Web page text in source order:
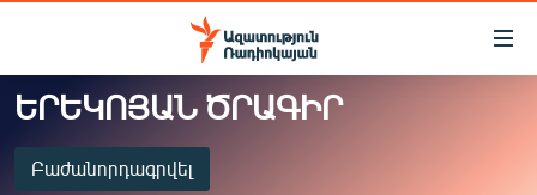
Մատչելիության
Անցնել
հիմնական
բովանդակությանը
Անցնել
ԱԶԱՏՈՒԹՅՈՒՆ TV
ՀԱՅԱՍՏԱՆ
ԵՐԵԿՈՅԱՆ ԾՐԱԳԻՐ
Բաժանորդագրվել